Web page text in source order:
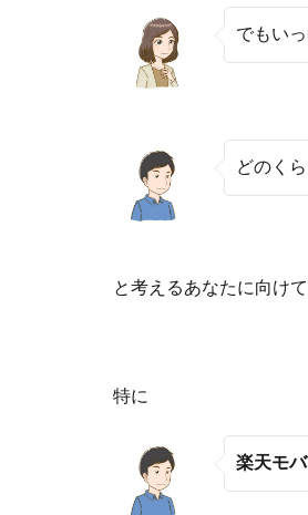
でもい
どのく
と考えるあなたに向けて
特に
楽天モ